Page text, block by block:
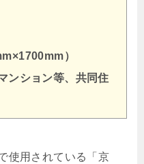
）
ション等、共同住
使用されている「京